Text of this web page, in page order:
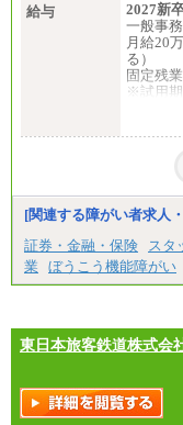
給与
2027新
一般事
月給20
る）
固定残
※試用期
月給20
固定残
[関連する障がい者求人
証券・金融・保険
スタ
業
ぼうこう機能障がい
東日本旅客鉄道株式会